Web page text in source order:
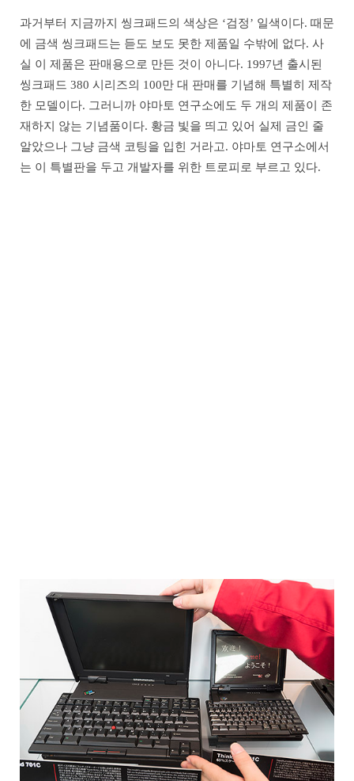
과거부터 지금까지 씽크패드의 색상은 ‘검정’ 일색이다. 때문
에 금색 씽크패드는 듣도 보도 못한 제품일 수밖에 없다. 사
실 이 제품은 판매용으로 만든 것이 아니다. 1997년 출시된
씽크패드 380 시리즈의 100만 대 판매를 기념해 특별히 제작
한 모델이다. 그러니까 야마토 연구소에도 두 개의 제품이 존
재하지 않는 기념품이다. 황금 빛을 띄고 있어 실제 금인 줄
알았으나 그냥 금색 코팅을 입힌 거라고. 야마토 연구소에서
는 이 특별판을 두고 개발자를 위한 트로피로 부르고 있다.